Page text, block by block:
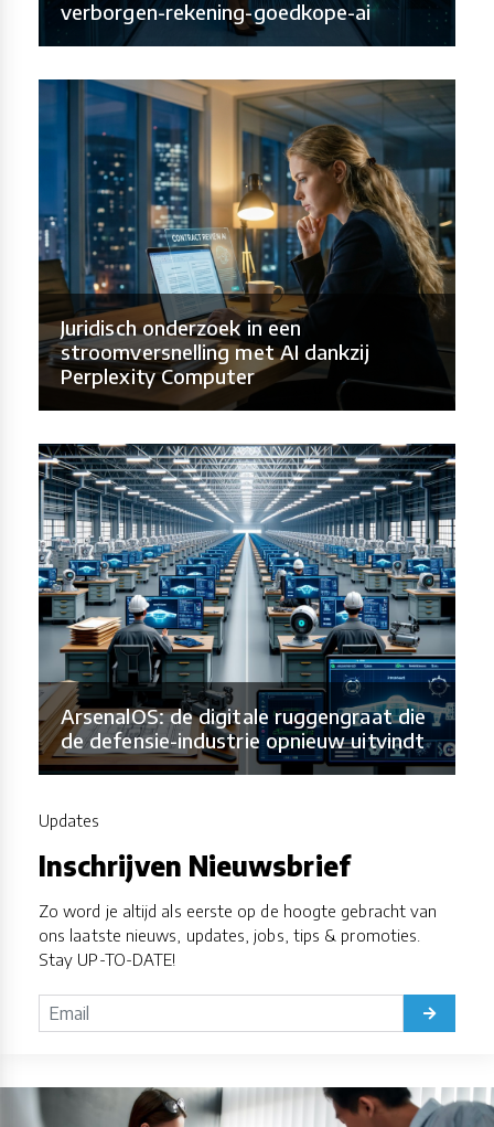
verborgen-rekening-goedkope-ai
Juridisch onderzoek in een
stroomversnelling met AI dankzij
Perplexity Computer
ArsenalOS: de digitale ruggengraat die
de defensie-industrie opnieuw uitvindt
Updates
Inschrijven Nieuwsbrief
Zo word je altijd als eerste op de hoogte gebracht van
ons laatste nieuws, updates, jobs, tips & promoties.
Stay UP-TO-DATE!